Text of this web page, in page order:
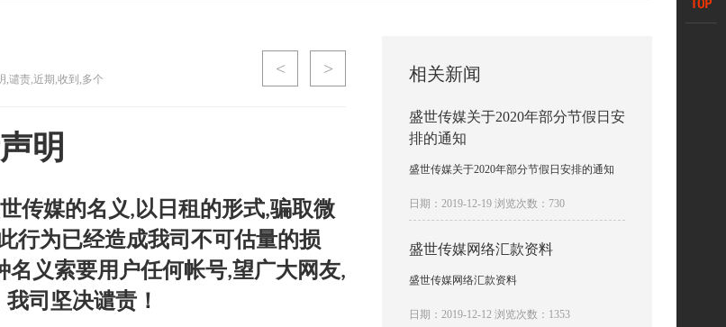
< >
,谴责,近期,收到,多个
明
传媒的名义, 以日租的形式,骗取微
行为已经造成我司不可估量的损
名义索要用户任何帐号,望广大网友,
司坚决谴责！
相关新闻
盛世传媒关于2020年部分节假日安
排的通知
盛世传媒关于2020年部分节假日安排的通知
日期：2019-12-19 浏览次数：730
盛世传媒网络汇款资料
盛世传媒网络汇款资料
日期：2019-12-12 浏览次数：1353